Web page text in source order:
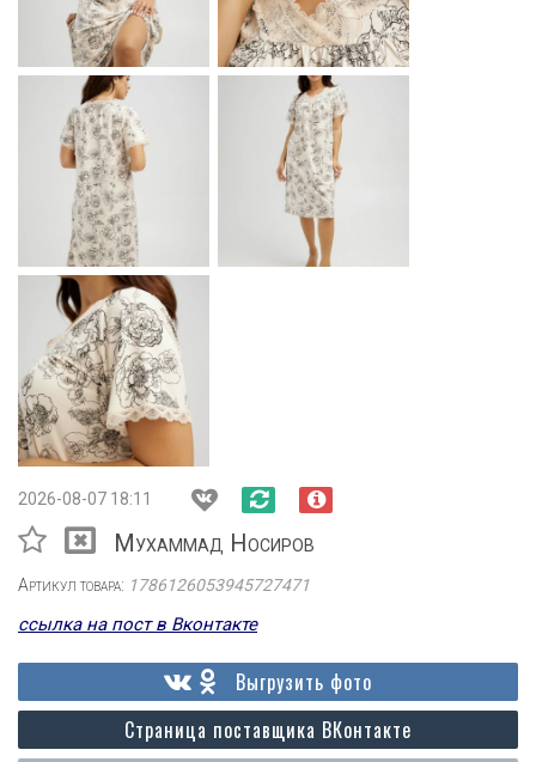
2026-08-07 18:11
Мухаммад Носиров
Артикул товара: 1786126053945727471
ссылка на пост в Вконтакте
Страница поставщика ВКонтакте
Выгрузить фото